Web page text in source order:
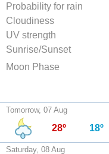
Probability for rain
Cloudiness
UV strength
Sunrise/Sunset
Moon Phase
Tomorrow, 07 Aug
28º 18º
Saturday, 08 Aug